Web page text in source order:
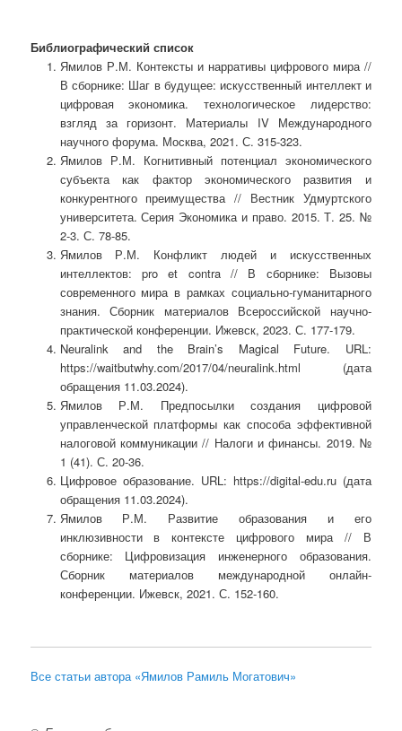
Библиографический список
Ямилов Р.М. Контексты и нарративы цифрового мира //
В сборнике: Шаг в будущее: искусственный интеллект и
цифровая экономика. технологическое лидерство:
взгляд за горизонт. Материалы IV Международного
научного форума. Москва, 2021. С. 315-323.
Ямилов Р.М. Когнитивный потенциал экономического
субъекта как фактор экономического развития и
конкурентного преимущества // Вестник Удмуртского
университета. Серия Экономика и право. 2015. Т. 25. №
2-3. С. 78-85.
Ямилов Р.М. Конфликт людей и искусственных
интеллектов: pro et contra // В сборнике: Вызовы
современного мира в рамках социально-гуманитарного
знания. Сборник материалов Всероссийской научно-
практической конференции. Ижевск, 2023. С. 177-179.
Neuralink and the Brain’s Magical Future. URL:
https://waitbutwhy.com/2017/04/neuralink.html (дата
обращения 11.03.2024).
Ямилов Р.М. Предпосылки создания цифровой
управленческой платформы как способа эффективной
налоговой коммуникации // Налоги и финансы. 2019. №
1 (41). С. 20-36.
Цифровое образование. URL: https://digital-edu.ru (дата
обращения 11.03.2024).
Ямилов Р.М. Развитие образования и его
инклюзивности в контексте цифрового мира // В
сборнике: Цифровизация инженерного образования.
Сборник материалов международной онлайн-
конференции. Ижевск, 2021. С. 152-160.
Все статьи автора «Ямилов Рамиль Могатович»